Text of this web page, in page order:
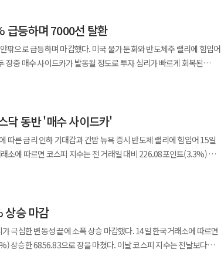
에 강력하게 대응하겠다고 밝히면서 원유 공급 차질과 중동 확전
인상 가능성과 고금리 장기화 우려가 동시에 커졌다. 금 현물은
수 있다. 반대로 중동 긴장이 완화되면 채권금리와 인플레이션
금리 전환을 확대하고, 금리 인하 요구권의 실효성을 높이며, 일시적인
발기금 등 기존 지원 제도도
점검이 요구된다. 연체가 발생한 이후보다 연체 가능성이 높은 차주를
야 한다. 금융 안전망은 시장
보상하는 제도가 되어서는 안 된다. 과도한 채무를 반복적으로
칙조차 제대로 이해하지 못한 채 시장의 과열 심리에 휩쓸린
제의 안정성과도 직결된다. 학교와 사회에서 실질적인 금융교육을
을 막을 수 있다. 위기는 언제나 준비된 경제에는 기회가 되고,
서는 안 된다.
원에 거래됐다. SK하이닉스 역시 8.6% 급락한 190만3000원으로
상승 마감했다. 미국 노동부가 발표한 지난 6월
이터센터 건설 지연 소식이
졌다. 투자자들이 반도체주에서 차익을 실현하고 대형 기술주로
반도체 지수는 2.08% 떨어졌고 SK하이닉스 미국주식예탁증서
(0.21%) 하락한 1485.4원으로 집계됐다.
급등하며 7000선 탈환
팎으로 급등하며 마감했다. 미국 물가 둔화와 반도체주 랠리에 힘입어
장중 매수 사이드카가 발동될 정도로 투자 심리가 빠르게 회복된
억원, 기관은
인은 2조4666억원 순매도하며 차익 실현에 나섰다. 코스피
감했다. 특히 국내 증시 대장주인 삼성전자와 SK하이닉스는 크게
27만9500원에 거래를 마쳤다. SK하이닉스는 8.83% 급등한
상승률은 전년 동월 대비 3.5%를 기록해 시장 예상치를 밑돌았다.
인하 기대감이 시장에 퍼진 것으로 풀이된다. 이에 간밤
급락했던 SK하이닉스 미국주식예탁증서(ADR)가 27.29% 폭등하는
닥 동반 '매수 사이드카'
따른 금리 인하 기대감과 간밤 뉴욕 증시 반도체 랠리에 힘입어 15일
욱 키웠다. 그러자 코스피 시장에 오전 9시 6분 프로그램 매수호가
는 외국인이 주도한 것으로
억원 순매수했다. 반면 개인과 기관은 각각 3284억원과 192억원
. SK하이닉스는 11.71% 급등한 213만7000원을 기록했다. 코스피
반등한 영향으로 분석된다. 14일(현지시간) 미국 증시에서
상승 마감
끝에 소폭 상승 마감했다. 14일 한국거래소에 따르면
으로 장을 마쳤다. 이날 코스피 지수는 전날보다
극심한 변동성을 겪었다. 장 초반 7000선 턱밑인 6979.92까지